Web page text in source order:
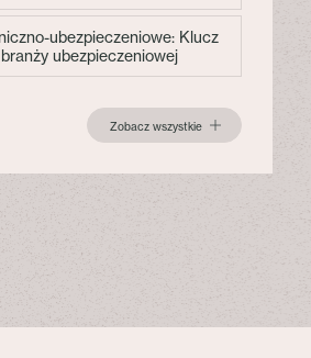
ubezpieczeniowe: Klucz
ubezpieczeniowej
Zobacz wszystkie